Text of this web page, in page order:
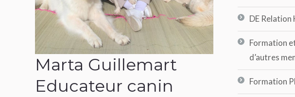
Marta Guillemart
Educateur canin
DE
Formation
d’autres
Formation